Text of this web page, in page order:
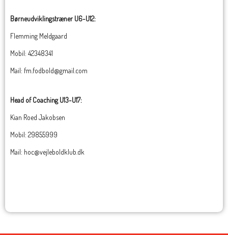
Børneudviklingstræner U6-U12:
Flemming Meldgaard
Mobil: 42348341
Mail: fm.fodbold@gmail.com
Head of Coaching U13-U17:
Kian Roed Jakobsen
Mobil: 29855999
Mail: hoc@vejleboldklub.dk